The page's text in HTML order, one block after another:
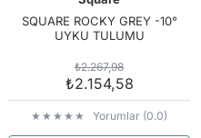
SQUARE ROCKY GREY -10°
UYKU TULUMU
₺2.267,98
₺2.154,58
Yorumlar (0.0)